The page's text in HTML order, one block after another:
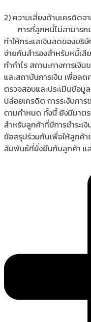
2) ความเสี่ยงด้านเครดิตจ
การที่ลูกหนี้ไม่สามารถช
ทำให้กระแสเงินสดของบ
จ่ายกันสำรองสำหรับหนี้เสี
ทำกำไร สถานะทางการเงิ
และสถาบันการเงิน เพื่อล
ตรวจสอบและประเมินข้อ
ปล่อยเครดิต การระงับกา
ตามกำหนด ทั้งนี้ ยังมีมาต
สำหรับลูกค้าที่มีการชำระเ
ข้อสรุปร่วมกันเพื่อให้ลูกค้า
สัมพันธ์ที่ยั่งยืนกับลูกค้า แล